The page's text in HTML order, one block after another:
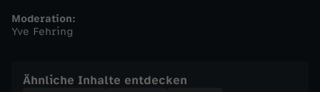
n
d
Moderation:
Yve Fehring
Ähnliche Inhalte entdecken